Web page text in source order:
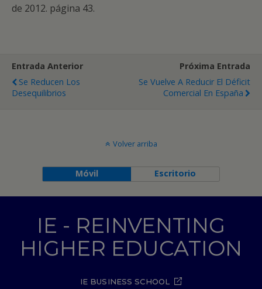
de 2012. página 43.
Entrada Anterior
Se Reducen Los
Desequilibrios
Próxima Entrada
Se Vuelve A Reducir El Déficit
Comercial En España
Volver arriba
Móvil Escritorio
IE - REINVENTING
HIGHER EDUCATION
IE BUSINESS SCHOOL